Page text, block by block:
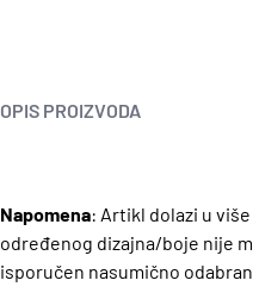
OPIS PROIZVODA
Napomena: Artikl dolazi u
određenog dizajna/boje nije
isporučen nasumično